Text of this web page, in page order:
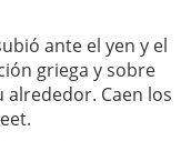
ante el yen y el
griega y sobre
Caen los